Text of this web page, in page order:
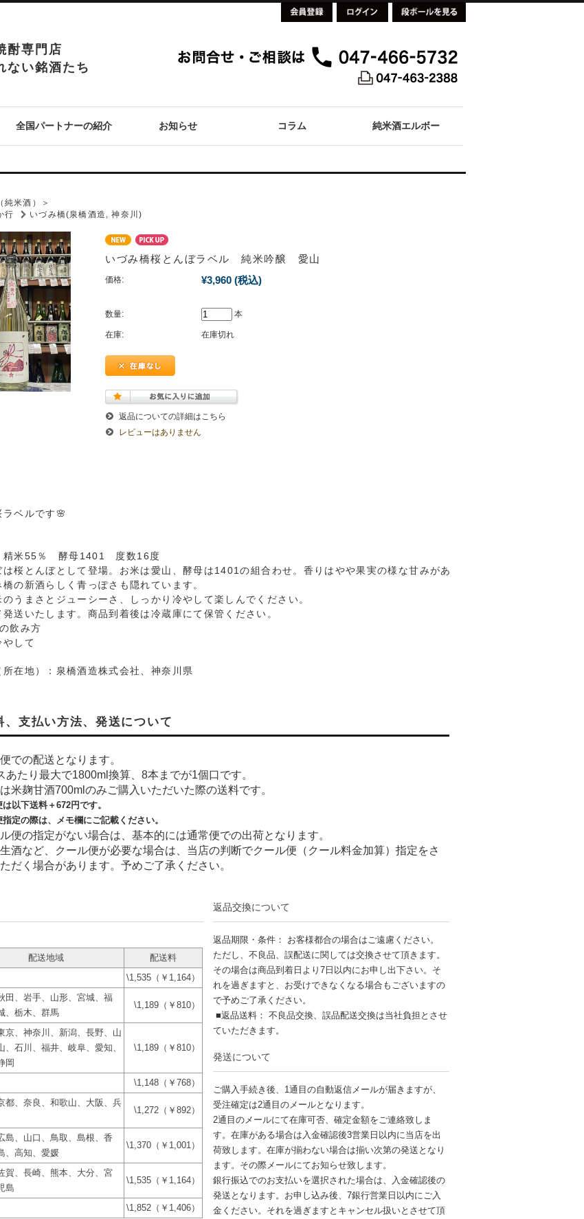
酎専門店
ない銘酒たち
全国パートナーの紹介 お知らせ コラム 純米酒エルボー
純米酒）＞
行
いづみ橋(泉橋酒造, 神奈川)
いづみ橋桜とんぼラベル 純米吟醸 愛山
価格: ¥3,960 (税込)
数量: 本
在庫: 在庫切れ
返品についての詳細はこちら
レビューはありません
ラベルです🌸
米55％ 酵母1401 度数16度
は桜とんぼとして登場。お米は愛山、酵母は1401の組合わせ。香りはやや果実の様な甘みがあ
橋の新酒らしく青っぽさも隠れています。
うまさとジューシーさ、しっかり冷やして楽しんでください。
送いたします。商品到着後は冷蔵庫にて保管ください。
飲み方
やして
所在地）：泉橋酒造株式会社、神奈川県
、支払い方法、発送について
での配送となります。
あたり最大で1800ml換算、8本までが1個口です。
は米麹甘酒700mlのみご購入いただいた際の送料です。
は以下送料＋672円です。
指定の際は、メモ欄にご記載ください。
便の指定がない場合は、基本的には通常便での出荷となります。
酒など、クール便が必要な場合は、当店の判断でクール便（クール料金加算）指定をさ
だく場合があります。予めご了承ください。
配送地域
配送料
\1,535（￥1,164）
田、岩手、山形、宮城、福
、栃木、群馬
\1,189（￥810）
京、神奈川、新潟、長野、山
、石川、福井、岐阜、愛知、
岡
\1,189（￥810）
\1,148（￥768）
都、奈良、和歌山、大阪、兵
\1,272（￥892）
島、山口、鳥取、島根、香
、高知、愛媛
\1,370（￥1,001）
賀、長崎、熊本、大分、宮
島
\1,535（￥1,164）
\1,852（￥1,406）
返品交換について
返品期限・条件： お客様都合の場合はご遠慮ください。
ただし、不良品、誤配送に関しては交換させて頂きます。
その場合は商品到着日より7日以内にお申し出下さい。そ
れを過ぎますと、お受けできなくなる場合もございますの
で予めご了承ください。
■返品送料： 不良品交換、誤品配送交換は当社負担とさせ
ていただきます。
発送について
ご購入手続き後、1通目の自動返信メールが届きますが、
受注確定は2通目のメールとなります。
2通目のメールにて在庫可否、確定金額をご連絡致しま
す。在庫がある場合は入金確認後3営業日以内に当店を出
荷致します。在庫が揃わない場合は揃い次第の発送となり
ます。その際メールにてお知らせ致します。
銀行振込でのお支払いを選択された場合は、入金確認後の
発送となります。お申し込み後、7銀行営業日以内にご入
金ください。それを過ぎますとキャンセル扱いとさせて頂